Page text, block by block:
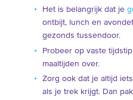
Het is belangrijk dat je
ontbijt, lunch en
gezonds tussendoor.
Probeer op vaste
maaltijden over.
Zorg ook dat je altijd
als je trek krijgt. Dan